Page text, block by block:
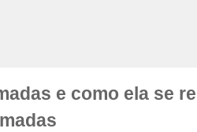
e como ela se